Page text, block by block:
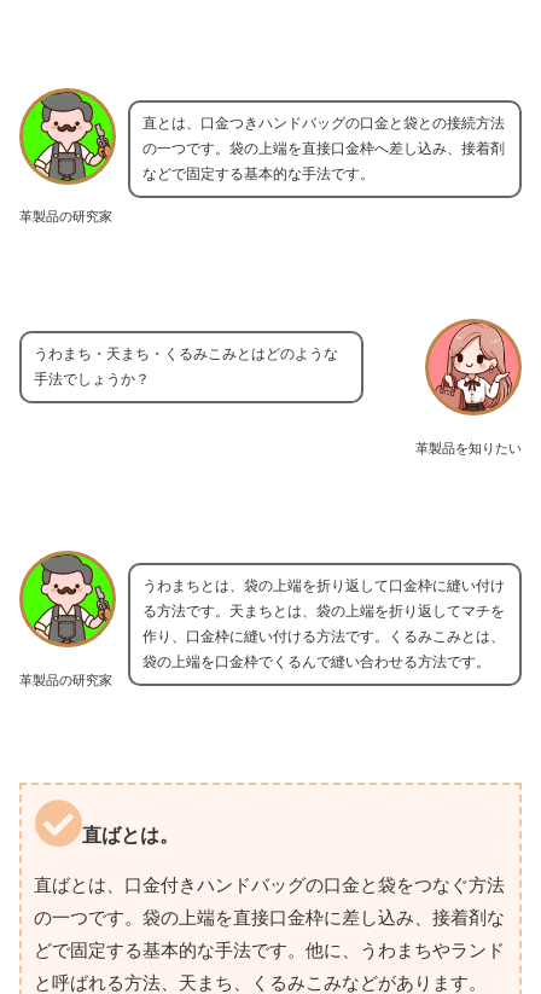
革製品の研究家
直とは、口金つきハンドバッグの口金と袋との接続方法
の一つです。袋の上端を直接口金枠へ差し込み、接着剤
などで固定する基本的な手法です。
革製品を知りたい
うわまち・天まち・くるみこみとはどのような
手法でしょうか？
革製品の研究家
うわまちとは、袋の上端を折り返して口金枠に縫い付け
る方法です。天まちとは、袋の上端を折り返してマチを
作り、口金枠に縫い付ける方法です。くるみこみとは、
袋の上端を口金枠でくるんで縫い合わせる方法です。
直ばとは。
直ばとは、口金付きハンドバッグの口金と袋をつなぐ方法
の一つです。袋の上端を直接口金枠に差し込み、接着剤な
どで固定する基本的な手法です。他に、うわまちやランド
と呼ばれる方法、天まち、くるみこみなどがあります。